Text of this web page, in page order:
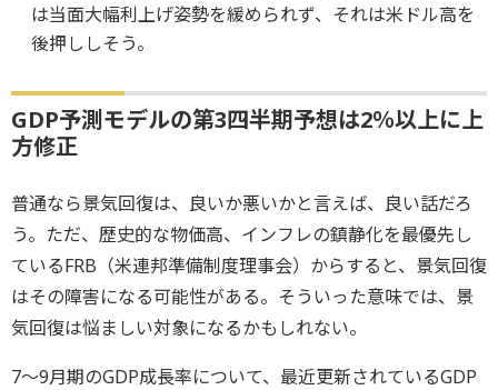
は当面大幅利上げ姿勢を緩められず、それは米ドル高を
後押ししそう。
GDP予測モデルの第3四半期予想は2％以上に上
方修正
普通なら景気回復は、良いか悪いかと言えば、良い話だろ
う。ただ、歴史的な物価高、インフレの鎮静化を最優先し
ているFRB（米連邦準備制度理事会）からすると、景気回復
はその障害になる可能性がある。そういった意味では、景
気回復は悩ましい対象になるかもしれない。
7～9月期のGDP成長率について、最近更新されているGDP